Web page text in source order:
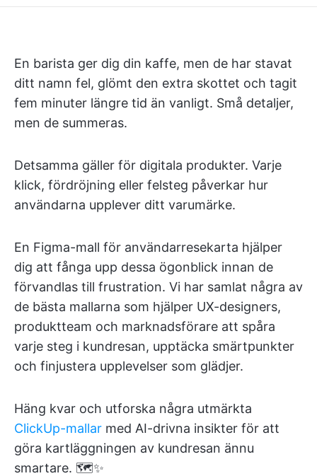
En barista ger dig din kaffe, men de har stavat
ditt namn fel, glömt den extra skottet och tagit
fem minuter längre tid än vanligt. Små detaljer,
men de summeras.
Detsamma gäller för digitala produkter. Varje
klick, fördröjning eller felsteg påverkar hur
användarna upplever ditt varumärke.
En Figma-mall för användarresekarta hjälper
dig att fånga upp dessa ögonblick innan de
förvandlas till frustration. Vi har samlat några av
de bästa mallarna som hjälper UX-designers,
produktteam och marknadsförare att spåra
varje steg i kundresan, upptäcka smärtpunkter
och finjustera upplevelser som glädjer.
Häng kvar och utforska några utmärkta
ClickUp-mallar med AI-drivna insikter för att
göra kartläggningen av kundresan ännu
smartare. 🗺️✨